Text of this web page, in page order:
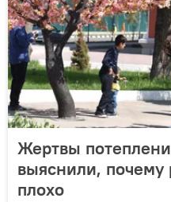
Жертвы
выяснили, почему
плохо